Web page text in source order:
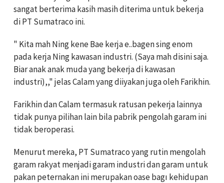
sangat berterima kasih masih diterima untuk bekerja
di PT Sumatraco ini.
" Kita mah Ning kene Bae kerja e..bagen sing enom
pada kerja Ning kawasan industri. (Saya mah disini saja.
Biar anak anak muda yang bekerja di kawasan
industri),," jelas Calam yang diiyakan juga oleh Farikhin.
Farikhin dan Calam termasuk ratusan pekerja lainnya
tidak punya pilihan lain bila pabrik pengolah garam ini
tidak beroperasi.
Menurut mereka, PT Sumatraco yang rutin mengolah
garam rakyat menjadi garam industri dan garam untuk
pakan peternakan ini merupakan oase bagı kehidupan